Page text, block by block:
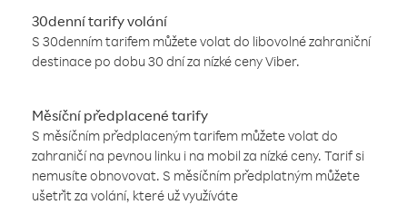
30denní tarify volání
S 30denním tarifem můžete volat do libovolné zahraniční
destinace po dobu 30 dní za nízké ceny Viber.
Měsíční předplacené tarify
S měsíčním předplaceným tarifem můžete volat do
zahraničí na pevnou linku i na mobil za nízké ceny. Tarif si
nemusíte obnovovat. S měsíčním předplatným můžete
ušetřit za volání, které už využíváte